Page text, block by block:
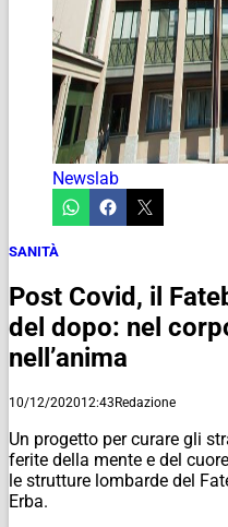
Newslab
SANITÀ
Post Covid, il
del dopo: nel
nell’anima
10/12/202012:43Redazione
Un progetto per curare gli
ferite della mente e del
le strutture lombarde del
Erba.